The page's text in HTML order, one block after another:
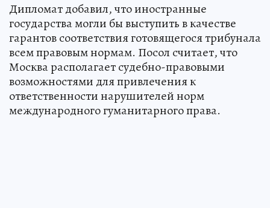
Дипломат добавил, что иностранные
государства могли бы выступить в качестве
гарантов соответствия готовящегося трибунала
всем правовым нормам. Посол считает, что
Москва располагает судебно-правовыми
возможностями для привлечения к
ответственности нарушителей норм
международного гуманитарного права.